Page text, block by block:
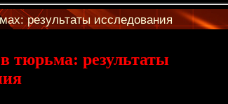
результаты исследования
тюрьма: результаты